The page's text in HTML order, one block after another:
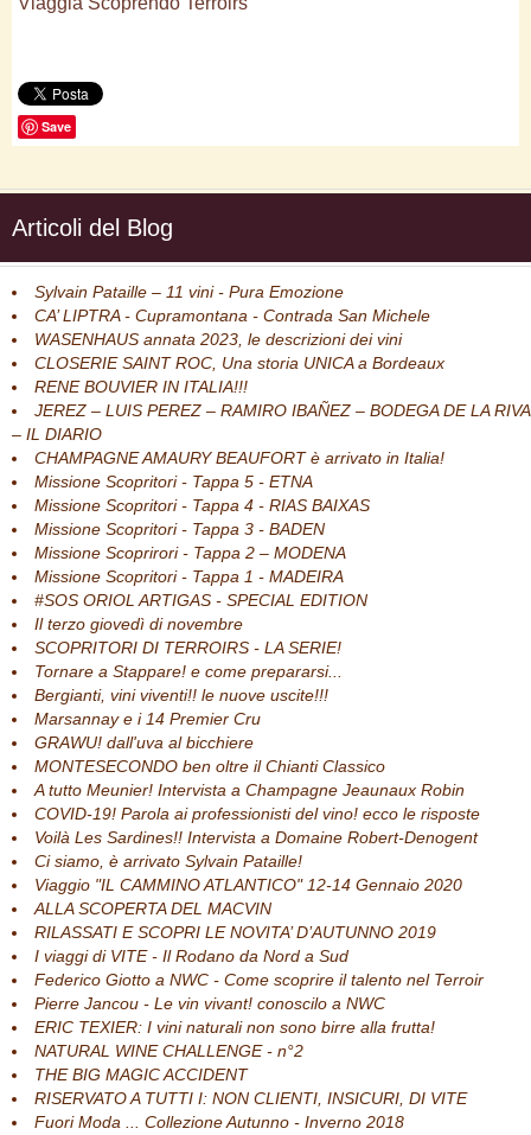
Save
Articoli del Blog
Sylvain Pataille – 11 vini - Pura Emozione
CA’ LIPTRA - Cupramontana - Contrada San Michele
WASENHAUS annata 2023, le descrizioni dei vini
CLOSERIE SAINT ROC, Una storia UNICA a Bordeaux
RENE BOUVIER IN ITALIA!!!
JEREZ – LUIS PEREZ – RAMIRO IBAÑEZ – BODEGA DE LA RIVA
– IL DIARIO
CHAMPAGNE AMAURY BEAUFORT è arrivato in Italia!
Missione Scopritori - Tappa 5 - ETNA
Missione Scopritori - Tappa 4 - RIAS BAIXAS
Missione Scopritori - Tappa 3 - BADEN
Missione Scoprirori - Tappa 2 – MODENA
Missione Scopritori - Tappa 1 - MADEIRA
#SOS ORIOL ARTIGAS - SPECIAL EDITION
Il terzo giovedì di novembre
SCOPRITORI DI TERROIRS - LA SERIE!
Tornare a Stappare! e come prepararsi...
Bergianti, vini viventi!! le nuove uscite!!!
Marsannay e i 14 Premier Cru
GRAWU! dall'uva al bicchiere
MONTESECONDO ben oltre il Chianti Classico
A tutto Meunier! Intervista a Champagne Jeaunaux Robin
COVID-19! Parola ai professionisti del vino! ecco le risposte
Voilà Les Sardines!! Intervista a Domaine Robert-Denogent
Ci siamo, è arrivato Sylvain Pataille!
Viaggio "IL CAMMINO ATLANTICO" 12-14 Gennaio 2020
ALLA SCOPERTA DEL MACVIN
RILASSATI E SCOPRI LE NOVITA’ D’AUTUNNO 2019
I viaggi di VITE - Il Rodano da Nord a Sud
Federico Giotto a NWC - Come scoprire il talento nel Terroir
Pierre Jancou - Le vin vivant! conoscilo a NWC
ERIC TEXIER: I vini naturali non sono birre alla frutta!
NATURAL WINE CHALLENGE - n°2
THE BIG MAGIC ACCIDENT
RISERVATO A TUTTI I: NON CLIENTI, INSICURI, DI VITE
Fuori Moda ... Collezione Autunno - Inverno 2018